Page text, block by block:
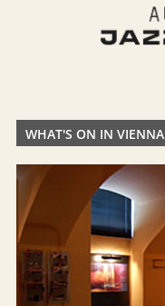
WHAT'S ON IN VIENNA